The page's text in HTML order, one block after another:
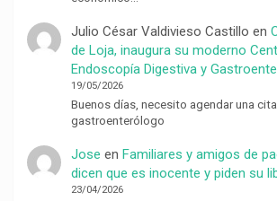
Julio César Valdivieso Castillo en
de Loja, inaugura su moderno
Endoscopía Digestiva y
19/05/2026
Buenos días, necesito agendar una
gastroenterólogo
Jose en Familiares y amigos de
dicen que es inocente y piden su
23/04/2026